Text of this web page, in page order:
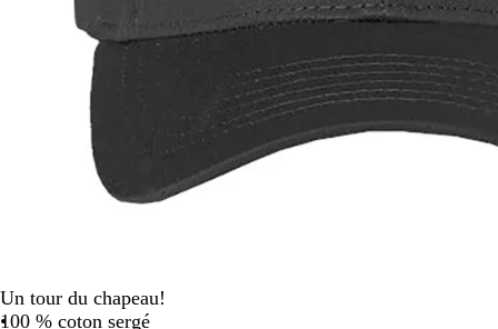
Un tour du chapeau!
100 % coton sergé